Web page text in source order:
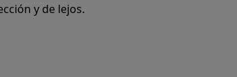
y de lejos.